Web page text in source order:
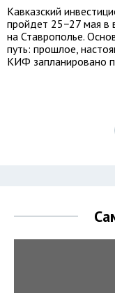
Кавказский
пройдет 25−27 мая в
на Ставрополье.
путь: прошлое,
КИФ запланировано